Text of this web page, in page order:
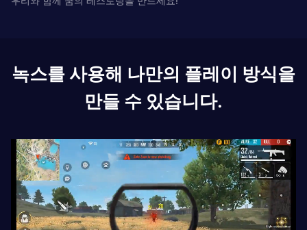
녹스를 사용해 나만의 플레이 방식을
만들 수 있습니다.